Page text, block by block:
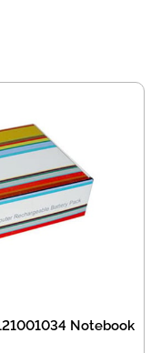
Notebook